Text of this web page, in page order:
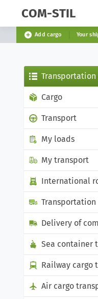
COM-STIL
Add cargo Your
Cargo
Transport
My loads
My transport
International
Delivery of
Sea container
Railway cargo
Air cargo